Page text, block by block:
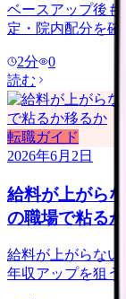
ベースアップ後
定・院内配分を確
2分
0
読む
転職ガイド
2026年6月2日
給料が上がら
の職場で粘るか
給料が上がらな
年収アップを狙う